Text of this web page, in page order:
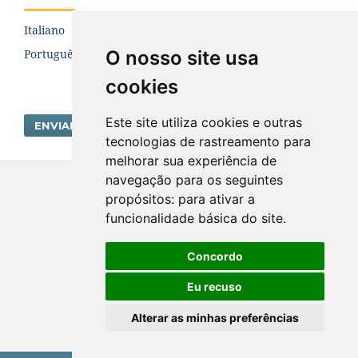
O nosso site usa
cookies
Este site utiliza cookies e outras
tecnologias de rastreamento para
melhorar sua experiência de
navegação para os seguintes
propósitos: para ativar a
funcionalidade básica do site.
Concordo
Eu recuso
Alterar as minhas preferências
Italiano
Português (Brasil)
ENVIAR SUBMISSÃO
Hidrogeologia. ISSN: 1676-0099